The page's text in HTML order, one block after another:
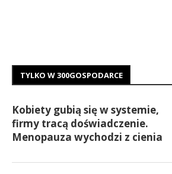
TYLKO W 300GOSPODARCE
Kobiety gubią się w systemie,
firmy tracą doświadczenie.
Menopauza wychodzi z cienia